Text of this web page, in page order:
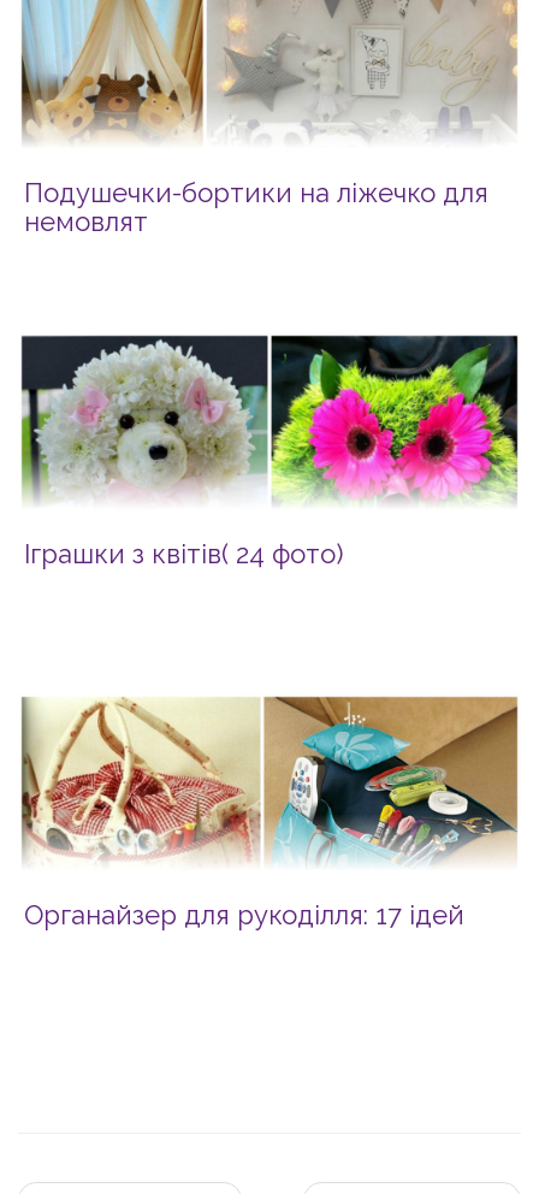
Подушечки-бортики на ліжечко для
немовлят
Іграшки з квітів( 24 фото)
Органайзер для рукоділля: 17 ідей